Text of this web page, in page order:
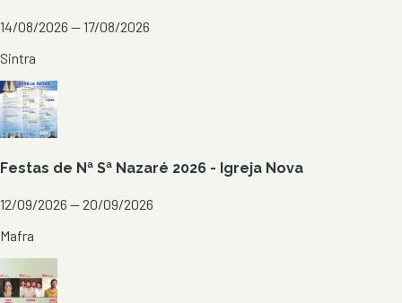
14/08/2026 — 17/08/2026
Sintra
Festas de Nª Sª Nazaré 2026 - Igreja Nova
12/09/2026 — 20/09/2026
Mafra